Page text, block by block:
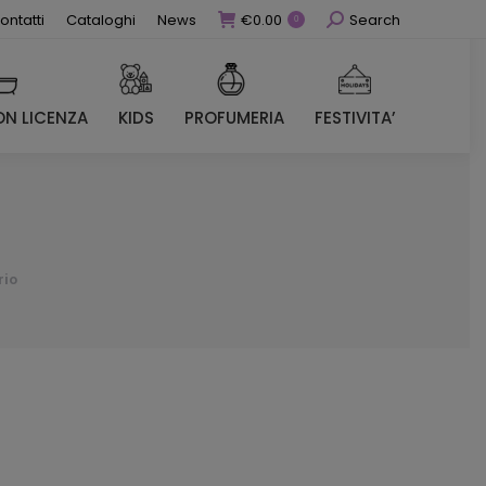
Cataloghi News €0.00 0 CercaSearch
LICENZA KIDS PROFUMERIA FESTIVITA’
LICENZA KIDS PROFUMERIA FESTIVITA’